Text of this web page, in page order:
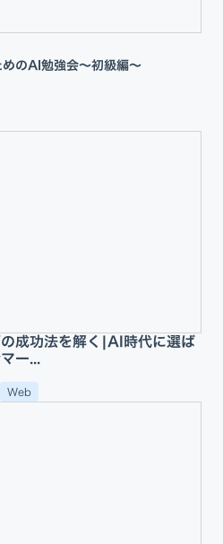
のAI勉強会〜初級編〜
成功法を解く|AI時代に選ば
ー...
Web